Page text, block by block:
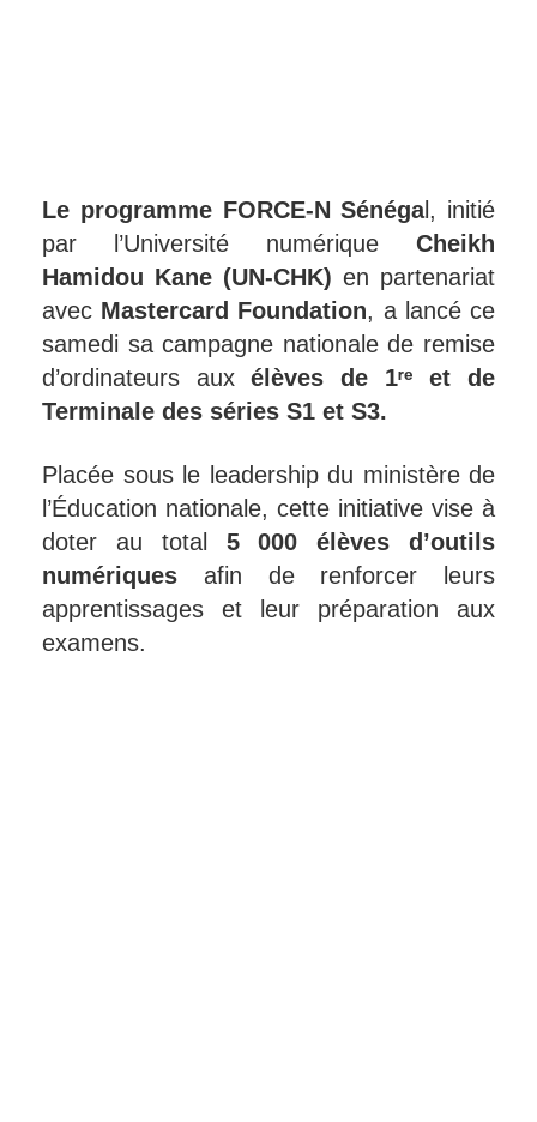
Le programme FORCE-N Sénégal, initié
par l’Université numérique Cheikh
Hamidou Kane (UN-CHK) en partenariat
avec Mastercard Foundation, a lancé ce
samedi sa campagne nationale de remise
d’ordinateurs auxélèves de 1ʳᵉ et de
Terminale des séries S1 et S3.
Placée sous le leadership du ministère de
l’Éducation nationale, cette initiative vise à
doter au total 5 000 élèves d’outils
numériques afin de renforcer leurs
apprentissages et leur préparation aux
examens.